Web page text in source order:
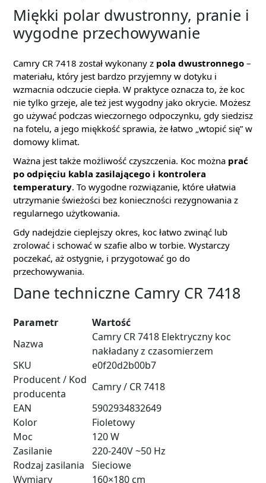
Miękki polar dwustronny, pranie i
wygodne przechowywanie
Camry CR 7418 został wykonany z pola dwustronnego –
materiału, który jest bardzo przyjemny w dotyku i
wzmacnia odczucie ciepła. W praktyce oznacza to, że koc
nie tylko grzeje, ale też jest wygodny jako okrycie. Możesz
go używać podczas wieczornego odpoczynku, gdy siedzisz
na fotelu, a jego miękkość sprawia, że łatwo „wtopić się” w
domowy klimat.
Ważna jest także możliwość czyszczenia. Koc można prać
po odpięciu kabla zasilającego i kontrolera
temperatury. To wygodne rozwiązanie, które ułatwia
utrzymanie świeżości bez konieczności rezygnowania z
regularnego użytkowania.
Gdy nadejdzie cieplejszy okres, koc łatwo zwinąć lub
zrolować i schować w szafie albo w torbie. Wystarczy
poczekać, aż ostygnie, i przygotować go do
przechowywania.
Dane techniczne Camry CR 7418
Parametr
Wartość
Nazwa
Camry CR 7418 Elektryczny koc
nakładany z czasomierzem
SKU
e0f20d2b00b7
Producent / Kod
producenta
Camry / CR 7418
EAN
5902934832649
Kolor
Fioletowy
Moc
120 W
Zasilanie
220-240V ~50 Hz
Rodzaj zasilania
Sieciowe
Wymiary
160×180 cm